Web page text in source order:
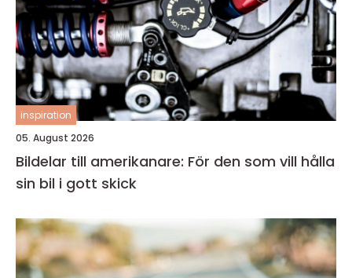
inspiration
05. August 2026
Bildelar till amerikanare: För den som vill hålla
sin bil i gott skick